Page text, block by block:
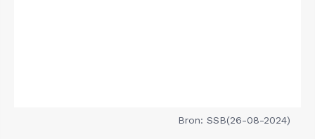
Bron: SSB(26-08-2024)